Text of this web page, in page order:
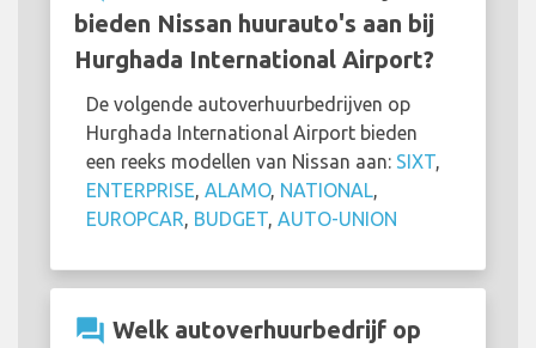
bieden Nissan huurauto's aan bij
Hurghada International Airport?
De volgende autoverhuurbedrijven op
Hurghada International Airport bieden
een reeks modellen van Nissan aan: SIXT
ENTERPRISE ALAMO, NATIONAL
EUROPCAR BUDGET AUTO-UNION
question_answer Welk autoverhuurbedrijf op